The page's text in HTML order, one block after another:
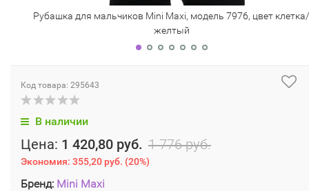
Рубашка для мальчиков Mini Maxi, модель 7976, цвет клетка/
желтый
Код товара: 295643
В наличии
Цена: 1 420,80 руб. 1 776 руб.
Экономия: 355,20 руб. (20%)
Бренд: Mini Maxi